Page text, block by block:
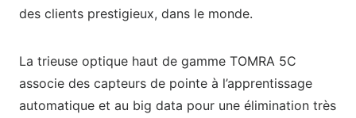
des clients prestigieux, dans le monde.
La trieuse optique haut de gamme TOMRA 5C
associe des capteurs de pointe à l’apprentissage
automatique et au big data pour une élimination très